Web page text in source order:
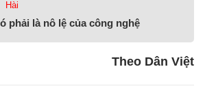
Hài
phải là nô lệ của công nghệ
Theo Dân Việt